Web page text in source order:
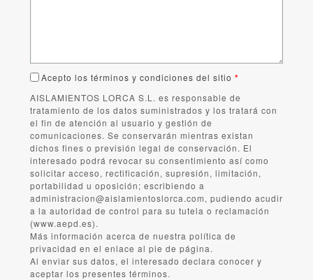
Acepto los términos y condiciones del sitio *
AISLAMIENTOS LORCA S.L. es responsable de
tratamiento de los datos suministrados y los tratará con
el fin de atención al usuario y gestión de
comunicaciones. Se conservarán mientras existan
dichos fines o previsión legal de conservación. El
interesado podrá revocar su consentimiento así como
solicitar acceso, rectificación, supresión, limitación,
portabilidad u oposición; escribiendo a
administracion@aislamientoslorca.com, pudiendo acudir
a la autoridad de control para su tutela o reclamación
(www.aepd.es).
Más información acerca de nuestra política de
privacidad en el enlace al pie de página.
Al enviar sus datos, el interesado declara conocer y
aceptar los presentes términos.